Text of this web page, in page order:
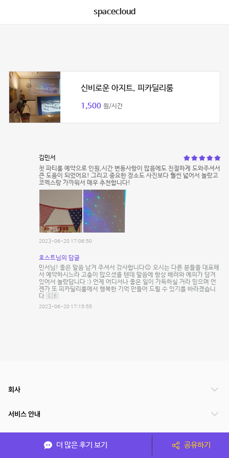
spacecloud
신비로운 아지트, 피카딜리룸
1,500 원/시간
김민서
첫 파티룸 예약으로 인원,시간 변동사항이 많음에도 친절하게 도와주셔서
큰 도움이 되었어요! 그리고 중요한 장소도 사진보다 훨씬 넓어서 놀랐고
코엑스랑 가까워서 매우 추천합니다!
2023-06-20 17:06:50
호스트님의 답글
민서님! 좋은 말씀 남겨 주셔서 감사합니다😊 오시는 다른 분들을 대표해
서 예약하시느라 고충이 많으셨을 텐데 말씀에 항상 배려와 예의가 담겨
있어서 놀랐답니다 :) 언제 어디서나 좋은 일이 가득하실 거라 믿으며 언
젠가 또 피카딜리룸에서 행복한 기억 만들어 드릴 수 있기를 바라겠습니
다 🇬🇧
2023-06-20 17:15:55
더 많은 후기 보기 공유하기
회사
서비스 안내